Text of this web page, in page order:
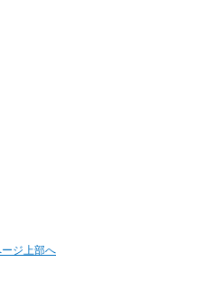
ジ上部へ